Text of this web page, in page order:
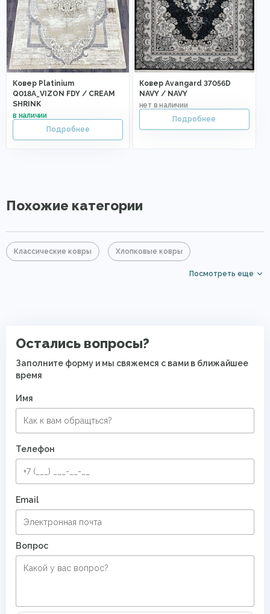
Ковер Platinium
Q018A_VIZON FDY / CREAM
SHRINK
Ковер Avangard 37056D
NAVY / NAVY
Похожие категории
Классические ковры Хлопковые ковры
Посмотреть еще
Остались вопросы?
Заполните форму и мы свяжемся с вами в ближайшее
время
Имя
Телефон
Email
Вопрос